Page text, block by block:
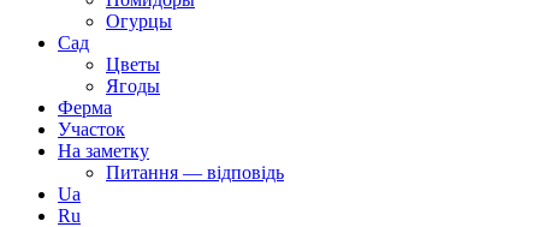
Огурцы
Сад
Цветы
Ягоды
Ферма
Участок
На заметку
Питання — відповідь
Ua
Ru